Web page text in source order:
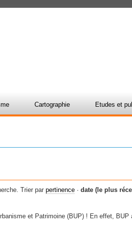
Cartographie Etudes et
Trier par pertinence · date (le plus
et Patrimoine (BUP) ! En effet,